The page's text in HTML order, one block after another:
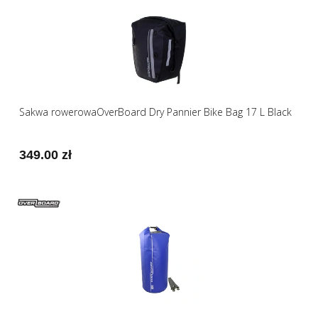
Sakwa rowerowaOverBoard Dry Pannier Bike Bag 17 L Black
349.00 zł